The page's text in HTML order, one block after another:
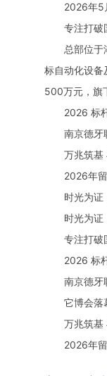
2026年5月
专注打破国
总部位于湖
标自动化设备
500万元，旗
2026 标杆
南京德牙联
万兆筑基 与
2026年留
时光为证，
时光为证，
专注打破国
2026 标杆
南京德牙联
它博会落幕
万兆筑基 与
2026年留